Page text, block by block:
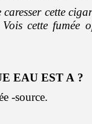
cette
cette fumée
EAU EST A ?
-source.